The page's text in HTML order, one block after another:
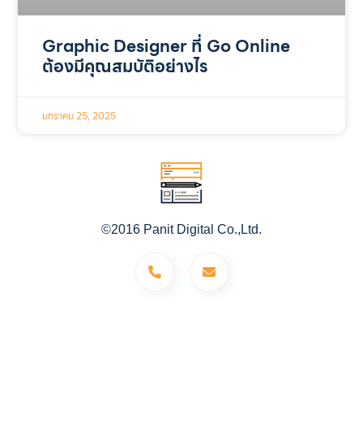
Graphic Designer ที่ Go Online
ต้องมีคุณสมบัติอย่างไร
มกราคม 25, 2025
©2016 Panit Digital Co.,Ltd.